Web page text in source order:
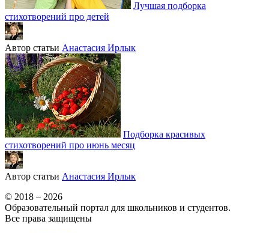
Лучшая подборка
стихотворений про детей
Автор статьи Анастасия Ирлык
Подборка красивых
стихотворений про июнь месяц
Автор статьи Анастасия Ирлык
© 2018 – 2026
Образовательный портал для школьников и студентов.
Все права защищены